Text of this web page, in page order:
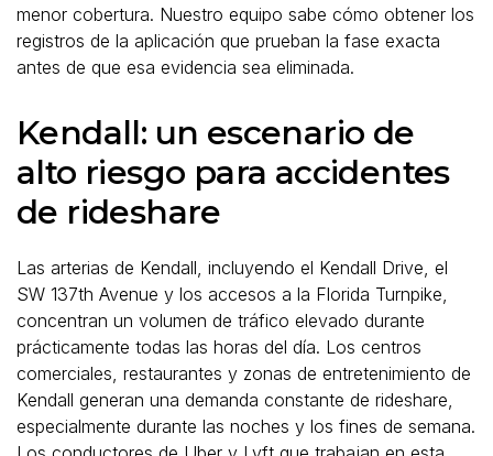
menor cobertura. Nuestro equipo sabe cómo obtener los
registros de la aplicación que prueban la fase exacta
antes de que esa evidencia sea eliminada.
Kendall: un escenario de
alto riesgo para accidentes
de rideshare
Las arterias de Kendall, incluyendo el Kendall Drive, el
SW 137th Avenue y los accesos a la Florida Turnpike,
concentran un volumen de tráfico elevado durante
prácticamente todas las horas del día. Los centros
comerciales, restaurantes y zonas de entretenimiento de
Kendall generan una demanda constante de rideshare,
especialmente durante las noches y los fines de semana.